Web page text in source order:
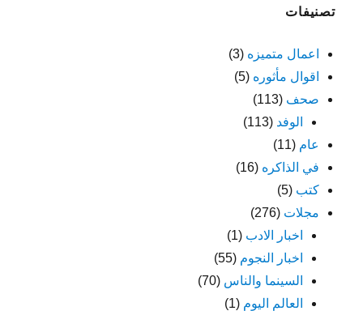
تصنيفات
اعمال متميزه (3)
اقوال مأثوره (5)
صحف (113)
الوفد (113)
عام (11)
في الذاكره (16)
كتب (5)
مجلات (276)
اخبار الادب (1)
اخبار النجوم (55)
السينما والناس (70)
العالم اليوم (1)